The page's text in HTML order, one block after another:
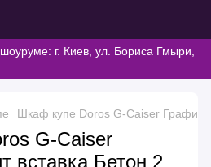
г. Киев, ул. Бориса Гмыри,
Шкаф купе Doros G-Caiser Графит/
G-Caiser
вставка Бетон 2